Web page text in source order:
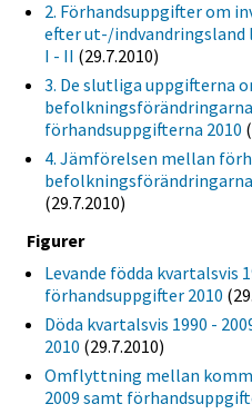
2. Förhandsuppgifter om
efter ut-/indvandringsland
I - II (29.7.2010)
3. De slutliga uppgifterna
befolkningsförändringarna
förhandsuppgifterna 2010
4. Jämförelsen mellan
befolkningsförändringarna
(29.7.2010)
Figurer
Levande födda kvartalsvis
förhandsuppgifter 2010
Döda kvartalsvis 1990 -
2010 (29.7.2010)
Omflyttning mellan
2009 samt